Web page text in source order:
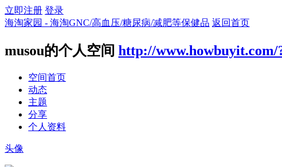
立即注册 登录
海淘家园 - 海淘GNC/高血压/糖尿病/减肥等保健品 返回首页
musou的个人空间 http://www.howbuyit.com/
空间首页
动态
主题
分享
个人资料
头像